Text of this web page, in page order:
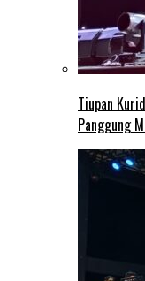
Tiupan
Panggung